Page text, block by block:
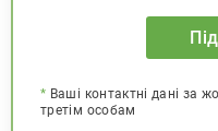
* Ваші контактні дані за
третім особам